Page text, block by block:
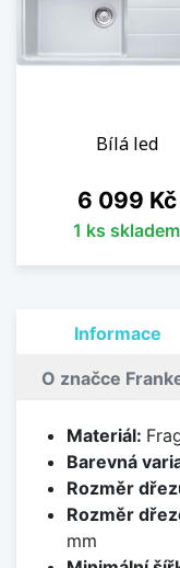
Bílá led
Cena
6 099 Kč
1 ks skladem
Informace
O značce
Materiál:
Barevná
Rozměr
Rozměr
mm